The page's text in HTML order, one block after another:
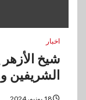
اخبار
شيخ
الشريفين